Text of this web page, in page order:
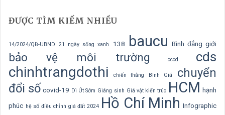
ĐƯỢC TÌM KIẾM NHIỀU
14/2024/QĐ-UBND 21 ngày sống xanh 138 baucu Bình đẳng giới
bảo vệ môi trường cccd cds
chinhtrangdothi chiến thắng Bình Giã
chuyển
đổi số covid-19 Dì Út Sớm Giáng sinh Giá vật kiến trúc HCM hạnh
phúc hệ số điều chỉnh giá đất 2024 Hồ Chí Minh Infographic